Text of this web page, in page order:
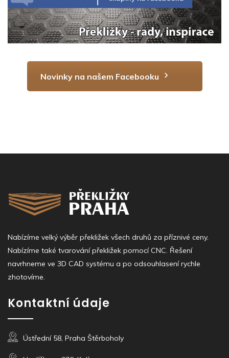
Novinky na našem Facebooku
Nabízíme velký výběr překližek všech druhů za příznivé ceny.
Nabízíme také tvarování překližek pomocí CNC. Řešení
navrhneme ve 3D CAD systému a po odsouhlasení rychle
zhotovíme.
Kontaktní údaje
Ústřední 58, Praha Štěrboholy